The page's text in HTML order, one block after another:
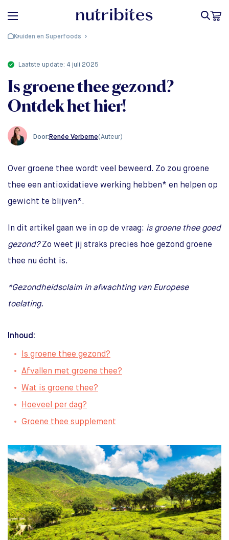
Kruiden en Superfoods
laatste update: 4 juli 2025
Is groene thee gezond?
Ontdek het hier!
Door: Renée Verberne(Auteur)
Over groene thee wordt veel beweerd. Zo zou groene
thee een antioxidatieve werking hebben* en helpen op
gewicht te blijven*.
In dit artikel gaan we in op de vraag: is groene thee goed
gezond?Zo weet jij straks precies hoe gezond groene
thee nu écht is.
*Gezondheidsclaim in afwachting van Europese
toelating.
Inhoud:
Is groene thee gezond?
Afvallen met groene thee?
Wat is groene thee?
Hoeveel per dag?
Groene thee supplement